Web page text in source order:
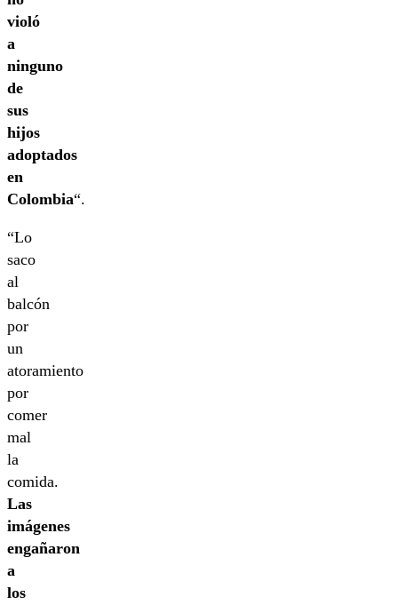
violó
a
ninguno
de
sus
hijos
adoptados
en
Colombia“.
“Lo
saco
al
balcón
por
un
atoramiento
por
comer
mal
la
comida.
Las
imágenes
engañaron
a
los